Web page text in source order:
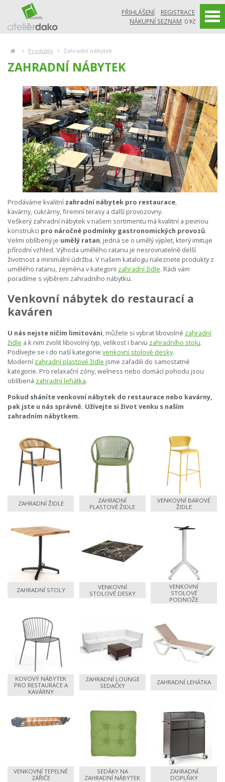
PŘIHLÁŠENÍ
REGISTRACE
NÁKUPNÍ SEZNAM 0 Kč
Produkty Zahradní nábytek
ZAHRADNÍ NÁBYTEK
Prodáváme kvalitní zahradní nábytek pro restaurace
kavárny, cukrárny, firemní terasy a další provozovny.
Veškerý zahradní nábytek v našem sortimentu má kvalitní a pevnou
konstrukci pro náročné podmínky gastronomických provozů.
Velmi oblíbený je umělý ratan , jedná se o umělý výplet, který imituje
přírodní vzhled. Výhoda umělého ratanu je nesrovnatelně delší
životnost a minimální údržba. V našem katalogu naleznete produkty z
umělého ratanu, zejména v kategorii zahradní židle. Rádi vám
poradíme s výběrem zahradního nábytku.
Venkovní nábytek do restaurací a
kaváren
U nás nejste ničím limitováni, můžete si vybrat libovolné zahradní
židle a k nim zvolit libovolný typ, velikost i barvu zahradního stolu.
Podívejte se i do naší kategorie venkovní stolové desky.
Moderní zahradní plastové židle jsme zařadili do samostatné
kategorie. Pro relaxační zóny, welness nebo domácí pohodu jsou
oblíbená zahradní lehátka.
Pokud sháníte venkovní nábytek do restaurace nebo kavárny,
pak jste u nás správně. Užívejte si život venku s naším
zahradním nábytkem.
ZAHRADNÍ ŽIDLE
ZAHRADNÍ
PLASTOVÉ ŽIDLE
VENKOVNÍ BAROVÉ
ŽIDLE
ZAHRADNÍ STOLY
VENKOVNÍ
STOLOVÉ DESKY
VENKOVNÍ
STOLOVÉ
PODNOŽE
KOVOVÝ NÁBYTEK
PRO RESTAURACE A
KAVÁRNY
ZAHRADNÍ LOUNGE
SEDAČKY
ZAHRADNÍ LEHÁTKA
VENKOVNÍ TEPELNÉ
ZÁŘIČE
SEDÁKY NA
ZAHRADNÍ NÁBYTEK
ZAHRADNÍ
DOPLŇKY